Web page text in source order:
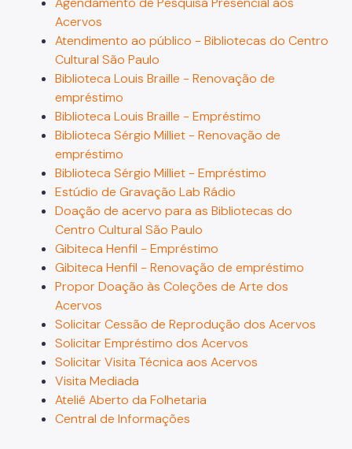
Vocacional
Jovem Monitor Cultural
Fundação Theatro Municipal
Notícias da Cultura
Nossos Espaços
Arquivo Histórico
Bibliotecas
Casas de Cultura
Centros Culturais
Praças da Cultura
Teatros
Theatro Municipal
Acervos
Atendimento ao público - Bibliotecas do Centro
Cultural São Paulo
Biblioteca Louis Braille - Renovação de
empréstimo
Biblioteca Louis Braille - Empréstimo
Biblioteca Sérgio Milliet - Renovação de
empréstimo
Biblioteca Sérgio Milliet - Empréstimo
Estúdio de Gravação Lab Rádio
Doação de acervo para as Bibliotecas do
Centro Cultural São Paulo
Gibiteca Henfil - Empréstimo
Gibiteca Henfil - Renovação de empréstimo
Propor Doação às Coleções de Arte dos
Acervos
Solicitar Cessão de Reprodução dos Acervos
Solicitar Empréstimo dos Acervos
Solicitar Visita Técnica aos Acervos
Visita Mediada
Ateliê Aberto da Folhetaria
Central de Informações